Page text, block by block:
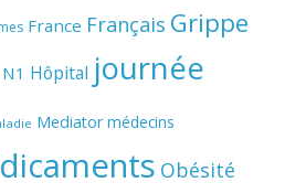
France Français Grippe
Hôpital journée
Mediator médecins
Obésité